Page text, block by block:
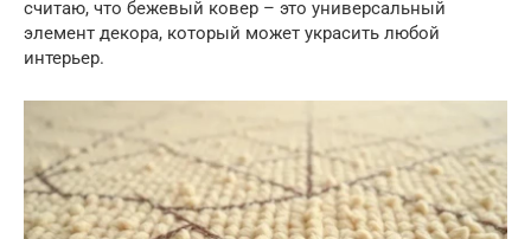
считаю, что бежевый ковер – это универсальный
элемент декора, который может украсить любой
интерьер.